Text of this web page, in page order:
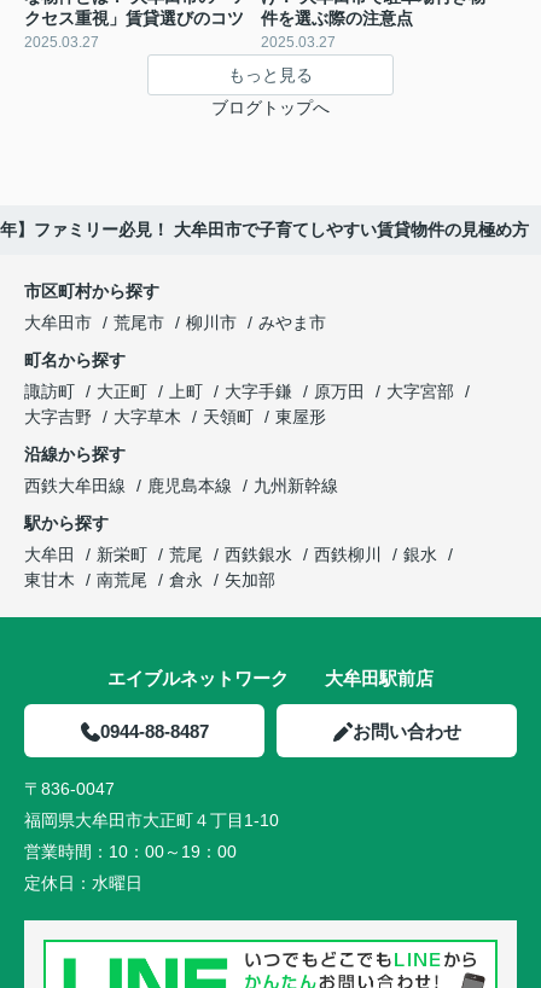
クセス重視」賃貸選びのコツ
2025.03.27
件を選ぶ際の注意点
2025.03.27
もっと見る
ブログトップへ
】ファミリー必見！ 大牟田市で子育てしやすい賃貸物件の見極め方
市区町村から探す
大牟田市
荒尾市 柳川市
みやま市
町名から探す
諏訪町
大正町 上町 大字手鎌 原万田
大字宮部
大字吉野
大字草木 天領町
東屋形
沿線から探す
西鉄大牟田線
鹿児島本線
九州新幹線
駅から探す
大牟田
新栄町 荒尾 西鉄銀水 西鉄柳川
銀水
東甘木
南荒尾 倉永 矢加部
エイブルネットワーク 大牟田駅前店
0944-88-8487 お問い合わせ
〒836-0047
福岡県大牟田市大正町４丁目1-10
営業時間： 10：00～19：00
定休日： 水曜日